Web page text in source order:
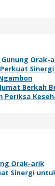
Orak-
Berkah
Periksa
Orak-arik
Sinergi